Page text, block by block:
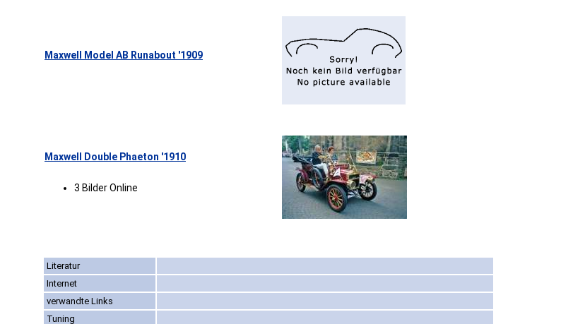
Maxwell Model AB Runabout '1909
Maxwell Double Phaeton '1910
3 Bilder Online
Literatur
Internet
verwandte Links
Tuning